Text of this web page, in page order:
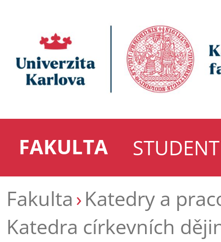
FAKULTA
STUDENT
Fakulta Katedry a
Katedra církevních